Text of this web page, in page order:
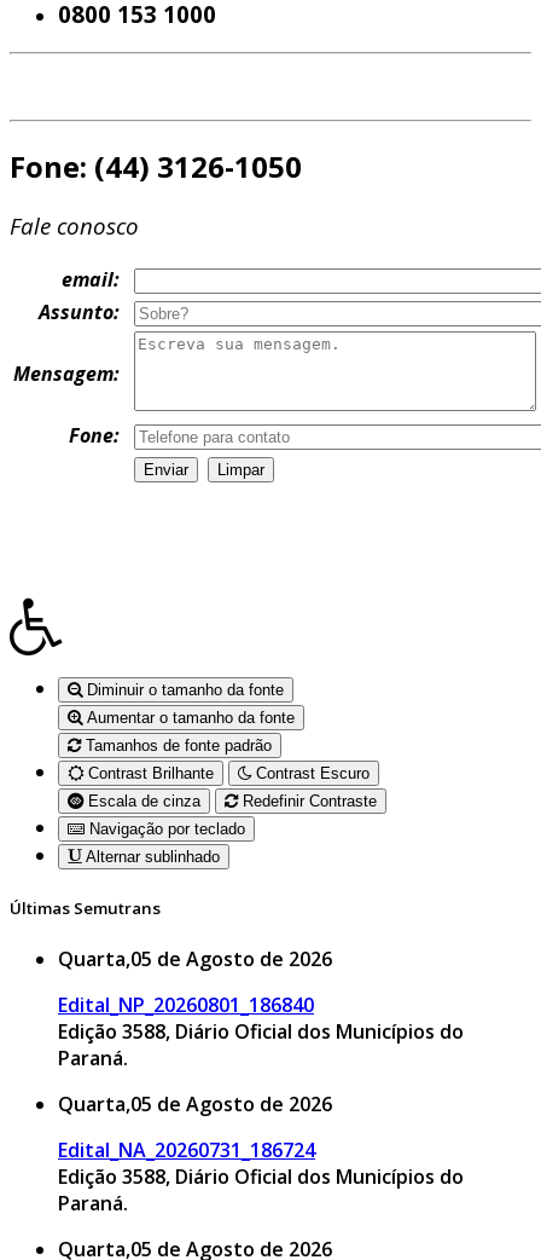
0800 153 1000
Fone: (44) 3126-1050
Fale conosco
email:
Assunto:
Mensagem:
Fone:
Diminuir o tamanho da fonte
Aumentar o tamanho da fonte
Tamanhos de fonte padrão
Contrast Brilhante
Contrast Escuro
Escala de cinza
Redefinir Contraste
Navigação por teclado
Alternar sublinhado
Últimas Semutrans
Quarta,05 de Agosto de 2026
Edital_NP_20260801_186840
Edição 3588, Diário Oficial dos Municípios do
Paraná.
Quarta,05 de Agosto de 2026
Edital_NA_20260731_186724
Edição 3588, Diário Oficial dos Municípios do
Paraná.
Quarta,05 de Agosto de 2026